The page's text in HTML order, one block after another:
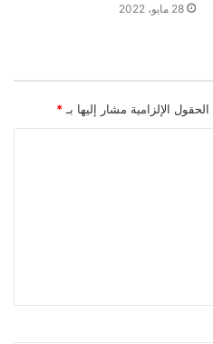
28 مايو، 2022
الحقول الإلزامية مشار إليها بـ *